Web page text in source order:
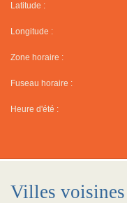
Latitude :
Longitude :
Zone horaire :
Fuseau horaire :
Heure d'été :
Villes voisines